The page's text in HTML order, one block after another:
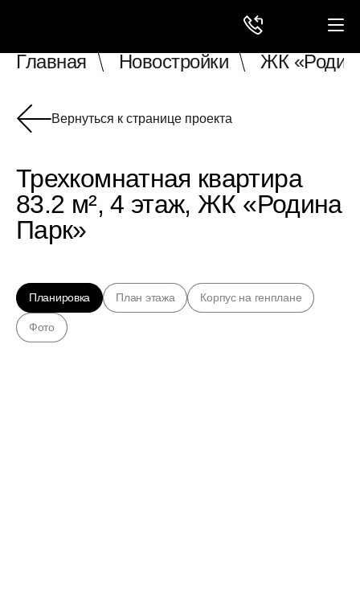
Главная Новостройки ЖК
Вернуться к странице проекта
Трехкомнатная квартира
83.2 м², 4 этаж, ЖК «Родина
Парк»
Планировка План этажа Корпус на генплане
Фото